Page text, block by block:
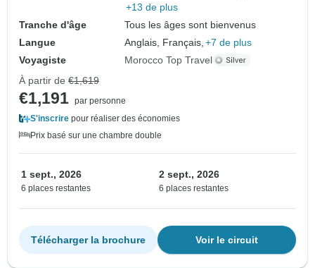
+13 de plus
Tranche d'âge
Tous les âges sont bienvenus
Langue
Anglais, Français, +7 de plus
Voyagiste
Morocco Top Travel
À partir de €1,619
€1,191 par personne
S'inscrire pour réaliser des économies
Prix basé sur une chambre double
1 sept., 2026
6 places restantes
2 sept., 2026
6 places restantes
Voir le circuit
Télécharger la brochure